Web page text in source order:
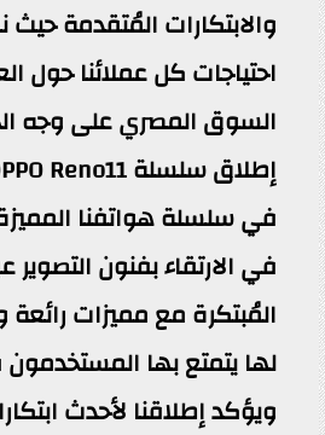
والابتكارات المُتقدمة حيث
احتياجات كل عملائنا حول
السوق المصري على وجه
في سلسلة هواتفنا
في الارتقاء بفنون التصوير
المُبتكرة مع مميزات رائعة
لها يتمتع بها
ويؤكد إطلاقنا لأحدث